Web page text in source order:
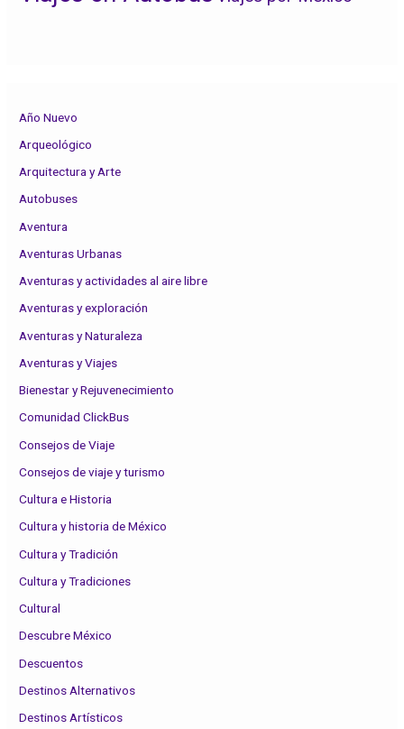
Año Nuevo
Arqueológico
Arquitectura y Arte
Autobuses
Aventura
Aventuras Urbanas
Aventuras y actividades al aire libre
Aventuras y exploración
Aventuras y Naturaleza
Aventuras y Viajes
Bienestar y Rejuvenecimiento
Comunidad ClickBus
Consejos de Viaje
Consejos de viaje y turismo
Cultura e Historia
Cultura y historia de México
Cultura y Tradición
Cultura y Tradiciones
Cultural
Descubre México
Descuentos
Destinos Alternativos
Destinos Artísticos